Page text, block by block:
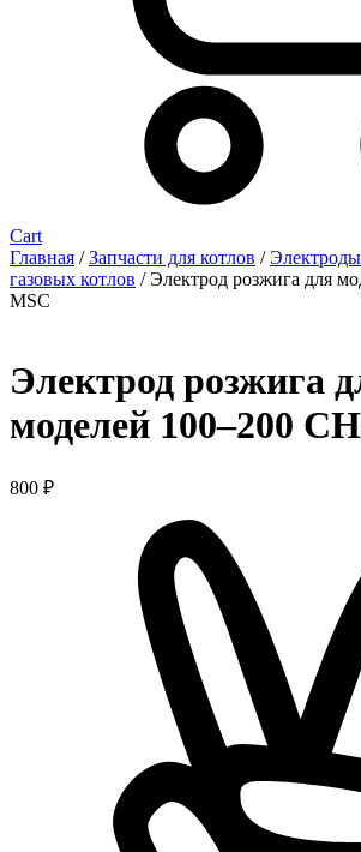
Cart
Главная /Запчасти для котлов /
газовых котлов / Электрод розжига для
MSC
Электрод розжига
моделей 100–200
800 ₽